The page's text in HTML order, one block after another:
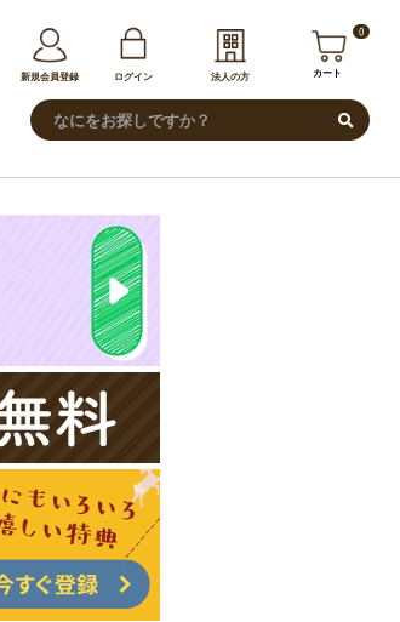
新規会員登録 ログイン 法人の方
0
カート